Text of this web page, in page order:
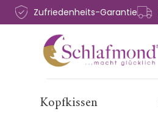
Kopfkissen
Zufriedenheits-Garantie